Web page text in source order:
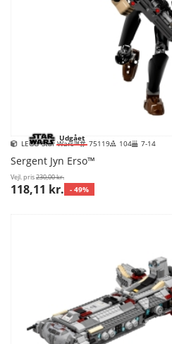
Udgået
LEGO Star Wars™ 75119 104 7-14
Sergent Jyn Erso™
Vejl. pris230,00 kr.
118,11 kr. - 49%